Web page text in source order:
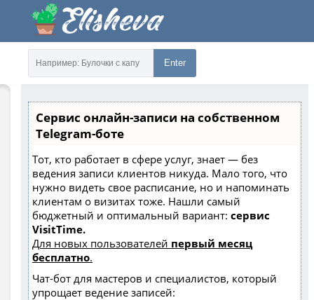
Enter
Сервис онлайн-записи на собственном
Telegram-боте
Тот, кто работает в сфере услуг, знает — без
ведения записи клиентов никуда. Мало того, что
нужно видеть свое расписание, но и напоминать
клиентам о визитах тоже. Нашли самый
бюджетный и оптимальный вариант: сервис
VisitTime.
Для новых пользователей первый месяц
бесплатно.
Чат-бот для мастеров и специалистов, который
упрощает ведение записей: